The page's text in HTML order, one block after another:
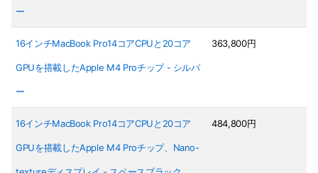
ー
16インチMacBook Pro14コアCPUと20コア
GPUを搭載したApple M4 Proチップ - シルバ
ー
363,800円
16インチMacBook Pro14コアCPUと20コア
GPUを搭載したApple M4 Proチップ、Nano-
484,800円